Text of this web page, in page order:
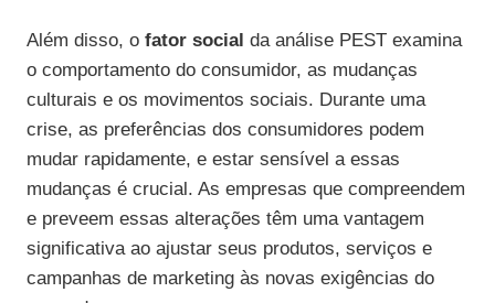
Além disso, o fator social da análise PEST examina
o comportamento do consumidor, as mudanças
culturais e os movimentos sociais. Durante uma
crise, as preferências dos consumidores podem
mudar rapidamente, e estar sensível a essas
mudanças é crucial. As empresas que compreendem
e preveem essas alterações têm uma vantagem
significativa ao ajustar seus produtos, serviços e
campanhas de marketing às novas exigências do